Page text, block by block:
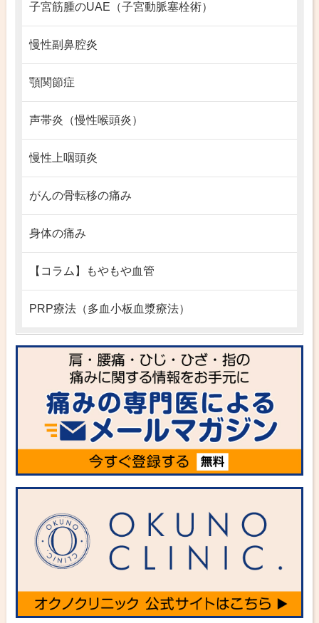
子宮筋腫のUAE（子宮動脈塞栓術）
慢性副鼻腔炎
顎関節症
声帯炎（慢性喉頭炎）
慢性上咽頭炎
がんの骨転移の痛み
身体の痛み
【コラム】もやもや血管
PRP療法（多血小板血漿療法）